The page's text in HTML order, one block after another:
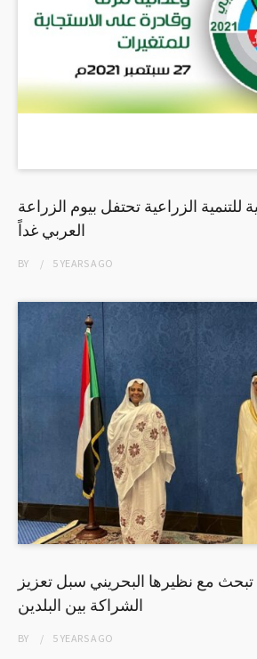
للتنمية الزراعية تحتفل بيوم الزراعة
العربي غداً
BY 5 YEARSAGO
تبحث مع نظيرها البحريني سبل تعزيز
الشراكة بين البلدين
BY 5 YEARSAGO